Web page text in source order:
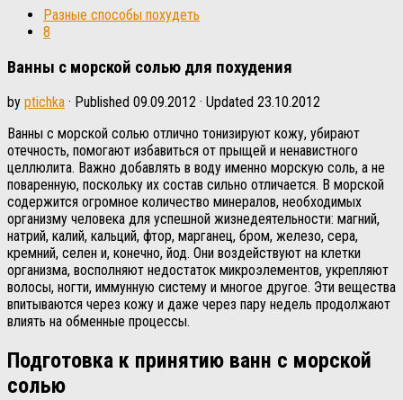
Разные способы похудеть
8
Ванны с морской солью для похудения
by ptichka · Published 09.09.2012 · Updated 23.10.2012
Ванны с морской солью отлично тонизируют кожу, убирают
отечность, помогают избавиться от прыщей и ненавистного
целлюлита. Важно добавлять в воду именно морскую соль, а не
поваренную, поскольку их состав сильно отличается. В морской
содержится огромное количество минералов, необходимых
организму человека для успешной жизнедеятельности: магний,
натрий, калий, кальций, фтор, марганец, бром, железо, сера,
кремний, селен и, конечно, йод. Они воздействуют на клетки
организма, восполняют недостаток микроэлементов, укрепляют
волосы, ногти, иммунную систему и многое другое. Эти вещества
впитываются через кожу и даже через пару недель продолжают
влиять на обменные процессы.
Подготовка к принятию ванн с морской
солью